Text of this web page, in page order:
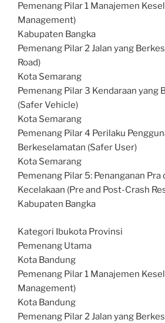
Pemenang Pilar 1 Manajemen
Management)
Kabupaten Bangka
Pemenang Pilar 2 Jalan yang
Road)
Kota Semarang
Pemenang Pilar 3 Kendaraan yang
(Safer Vehicle)
Kota Semarang
Pemenang Pilar 4 Perilaku
Berkeselamatan (Safer User)
Kota Semarang
Pemenang Pilar 5: Penanganan Pra
Kecelakaan (Pre and Post-Crash
Kabupaten Bangka
Kategori Ibukota Provinsi
Pemenang Utama
Kota Bandung
Pemenang Pilar 1 Manajemen
Management)
Kota Bandung
Pemenang Pilar 2 Jalan yang